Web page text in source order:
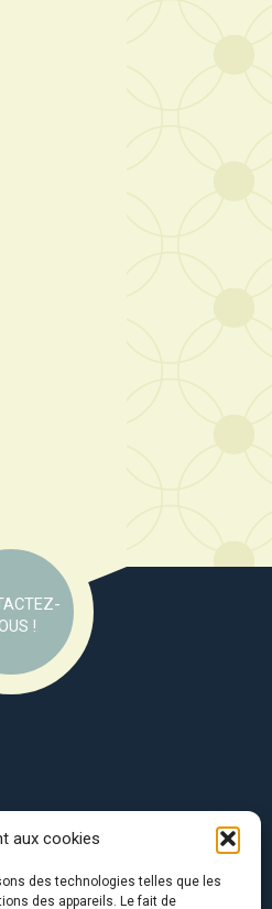
aux cookies
des technologies telles que les
des appareils. Le fait de
!